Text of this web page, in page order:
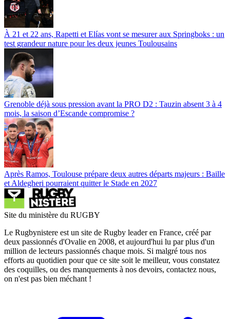
À 21 et 22 ans, Rapetti et Elías vont se mesurer aux Springboks : un
test grandeur nature pour les deux jeunes Toulousains
Grenoble déjà sous pression avant la PRO D2 : Tauzin absent 3 à 4
mois, la saison d’Escande compromise ?
Après Ramos, Toulouse prépare deux autres départs majeurs : Baille
et Aldegheri pourraient quitter le Stade en 2027
Site du ministère du RUGBY
Le Rugbynistere est un site de Rugby leader en France, créé par
deux passionnés d'Ovalie en 2008, et aujourd'hui lu par plus d'un
million de lecteurs passionnés chaque mois. Si malgré tous nos
efforts au quotidien pour que ce site soit le meilleur, vous constatez
des coquilles, ou des manquements à nos devoirs, contactez nous,
on n'est pas bien méchant !